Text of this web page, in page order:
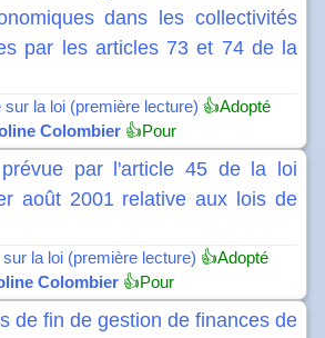
dans les collectivités
par les articles 73 et 74 de la
la loi (première lecture) 👍Adopté
Colombier 👍Pour
par l'article 45 de la loi
août 2001 relative aux lois de
la loi (première lecture) 👍Adopté
Colombier 👍Pour
de fin de gestion de finances de